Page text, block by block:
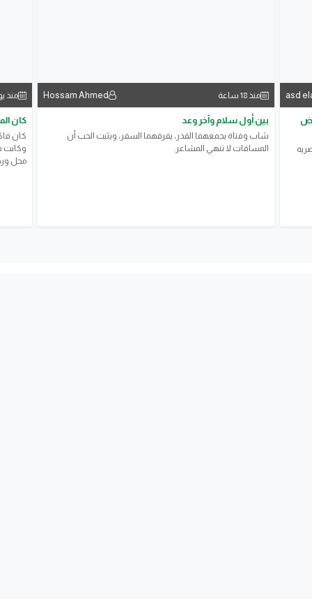
asd منذ 18 ساعة Hossam Ahmed
بين أول سلام وآخر وعد
شاب وفتاة يجمعهما القدر، يفرقهما السفر، ويثبت الحب أن
المسافات لا تنهي المشاعر.
منذ
كان
كان
وكانت
محل